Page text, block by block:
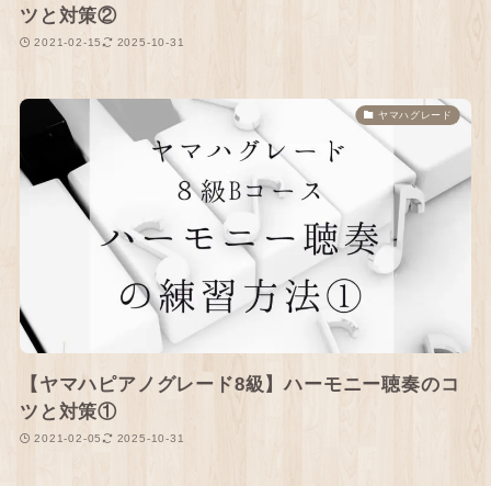
ツと対策②
2021-02-15 2025-10-31
ヤマハグレード
【ヤマハピアノグレード8級】ハーモニー聴奏のコ
ツと対策①
2021-02-05 2025-10-31